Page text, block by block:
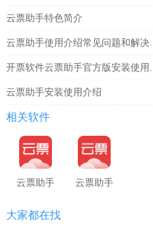
云票助手特色简介
云票助手使用介绍常见问题和解决...
开票软件云票助手官方版安装使用...
云票助手安装使用介绍
相关软件
云票助手 云票助手
大家都在找